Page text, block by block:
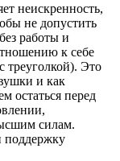
неискренность,
не допустить
работы и
к себе
Это
и как
остаться перед
силам.
поддержку